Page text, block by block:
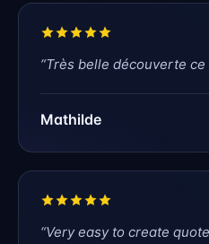
“Très belle découverte
Mathilde
“Very easy to create